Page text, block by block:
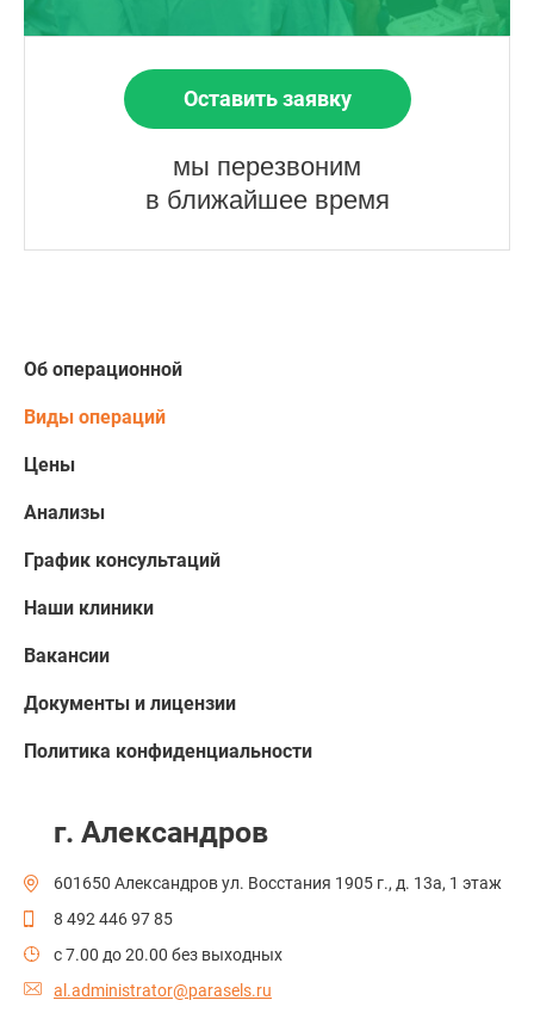
Оставить заявку
мы перезвоним
в ближайшее время
Об операционной
Виды операций
Цены
Анализы
График консультаций
Наши клиники
Вакансии
Документы и лицензии
Политика конфиденциальности
г. Александров
601650 Александров ул. Восстания 1905 г., д. 13а, 1 этаж
8 492 446 97 85
c 7.00 до 20.00 без выходных
al.administrator@parasels.ru